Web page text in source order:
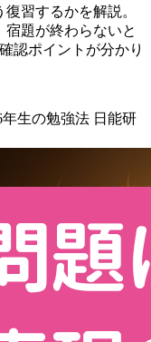
習するかを解説。
題が終わらないと
認ポイントが分かり
年生の勉強法 日能研